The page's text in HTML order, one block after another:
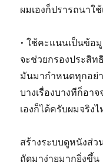
ผมเองก็ปรารถนาใ
• ใช้คะแนนเป็นข้อ
จะช่วยกรองประสิท
มันมากำหนดทุกอย่
บางเรื่องบางทีก็อา
เองก็ได้ครับผมจริง
สร้างระบบดูหนังส่ว
ถัดมาง่ายมากยิ่งขึ้น